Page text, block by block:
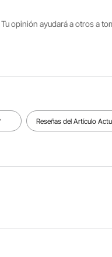
opinión ayudará a otros a
Reseñas del Artículo